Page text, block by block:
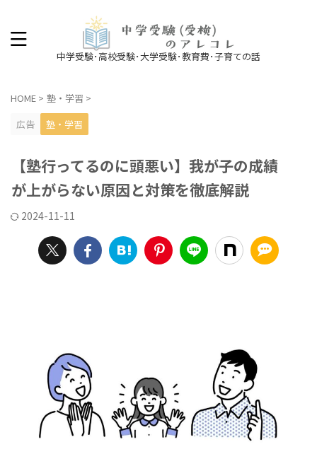
中学受験･高校受験･大学受験･教育費･子育ての話
HOME > 塾・学習 >
広告
塾・学習
【塾行ってるのに頭悪い】我が子の成績
が上がらない原因と対策を徹底解説
2024-11-11